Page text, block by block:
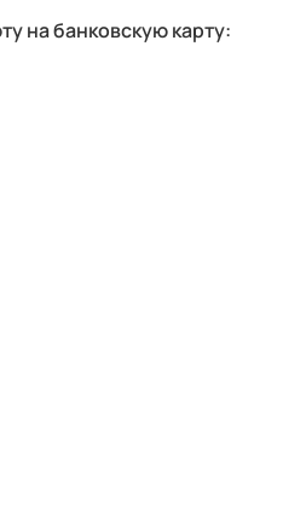
на банковскую карту: